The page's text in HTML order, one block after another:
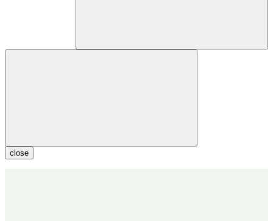
close